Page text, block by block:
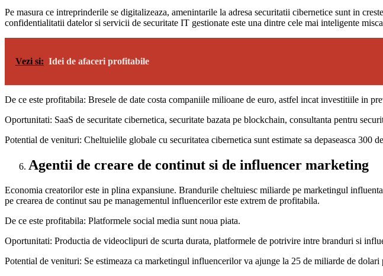
Pe masura ce intreprinderile se digitalizeaza, amenintarile la adresa securitatii cibernetice sunt in
confidentialitatii datelor si servicii de securitate IT gestionate este una dintre cele mai inteligente
Vezi si: Idei de afaceri profitabile
De ce este profitabila: Bresele de date costa companiile milioane de euro, astfel incat investitiile in
Oportunitati: SaaS de securitate cibernetica, securitate bazata pe blockchain, consultanta pentru
Potential de venituri: Cheltuielile globale cu securitatea cibernetica sunt estimate sa depaseasca 300
Agentii de creare de continut si de influencer marketing
Economia creatorilor este in plina expansiune. Brandurile cheltuiesc miliarde pe marketingul
pe crearea de continut sau pe managementul influencerilor este extrem de profitabila.
De ce este profitabila: Platformele social media sunt noua piata.
Oportunitati: Productia de videoclipuri de scurta durata, platformele de potrivire intre branduri si
Potential de venituri: Se estimeaza ca marketingul influencerilor va ajunge la 25 de miliarde de dolari